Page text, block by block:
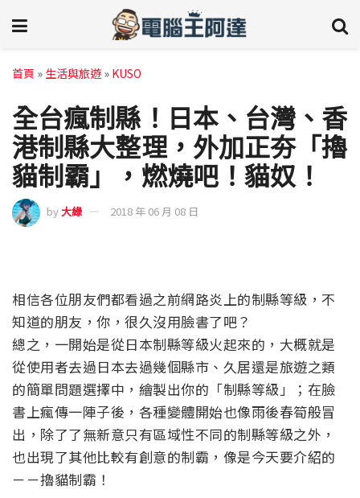
首頁 » 生活與旅遊 » KUSO
全台瘋制縣！日本、台灣、香
港制縣大整理，外加正夯「擼
貓制霸」，燃燒吧！貓奴！
by大綠 2018 年 06 月 08 日
相信各位朋友們都看過之前網路炎上的制縣等級，不
知道的朋友，你，很久沒用臉書了吧？
總之，一開始是從日本制縣等級火起來的，大概就是
從使用者去過日本去過幾個縣市、久居還是旅遊之類
的簡單問題選擇中，繪製出你的「制縣等級」；在臉
書上瘋傳一陣子後，各種變體開始也像雨後春筍般冒
出，除了了無新意只有區域性不同的制縣等級之外，
也出現了其他比較有創意的制霸，像是今天要介紹的
－－擼貓制霸！